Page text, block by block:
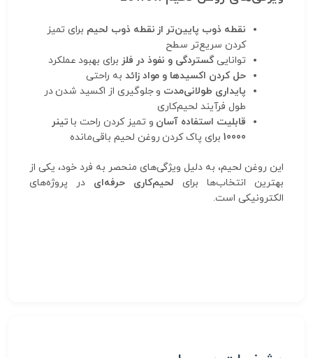
نقطه ذوب پایین‌تر از نقطه ذوب لحیم برای تمیز
کردن سریع‌تر سطح
تواناییگستردگی و نفوذ در فلز برای بهبود عملکرد
حل کردن اکسیدها و مواد زائد به راحتی
پایداری طولانی‌مدت و جلوگیری از اکسید شدن در
طول فرآیند لحیم‌کاری
قابلیت استفاده آسان و تمیز کردن راحت با تینر
10000 برای پاک کردن روغن لحیم باقی‌مانده
این روغن لحیم، به دلیل ویژگی‌های منحصر به فرد خود، یکی از
بهترین انتخاب‌ها برای لحیم‌کاری حرفه‌ای در پروژه‌های
الکترونیکی است.